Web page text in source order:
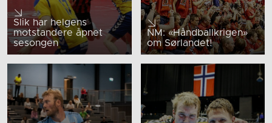
Slik har helgens
motstandere åpnet
sesongen
NM: «Håndballkrigen»
om Sørlandet!